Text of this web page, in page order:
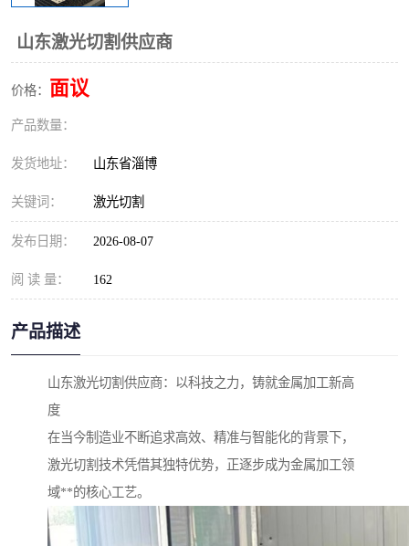
山东激光切割供应商
价格： 面议
产品数量：
发货地址： 山东省淄博
关键词： 激光切割
发布日期： 2026-08-07
阅 读 量： 162
产品描述
山东激光切割供应商：以科技之力，铸就金属加工新高
度
在当今制造业不断追求高效、精准与智能化的背景下，
激光切割技术凭借其独特优势，正逐步成为金属加工领
域**的核心工艺。